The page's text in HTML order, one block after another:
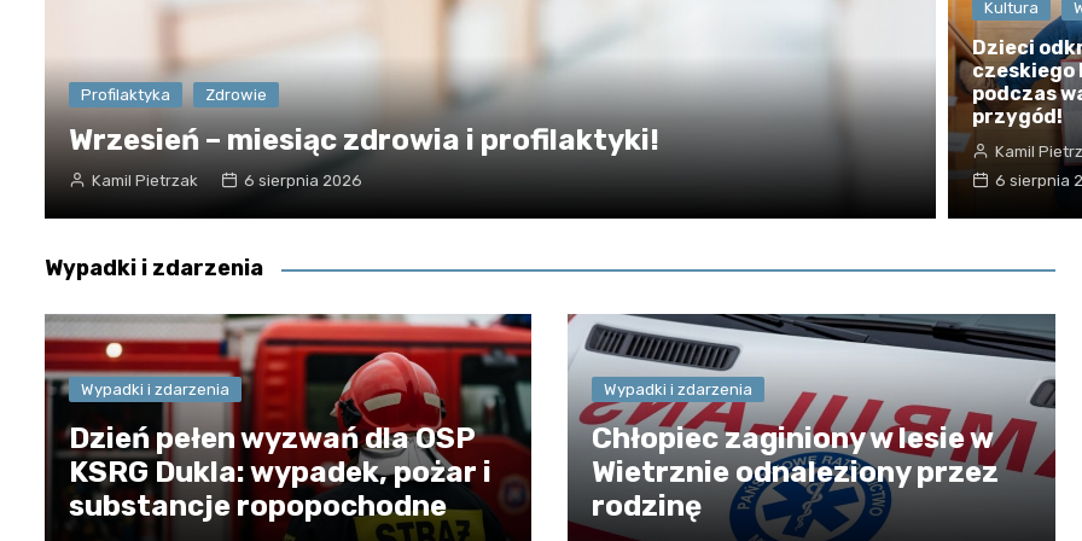
Profilaktyka Zdrowie
Wrzesień – miesiąc zdrowia i profilaktyki!
Kamil Pietrzak 6 sierpnia 2026
Kultura
Dzieci
czeskiego
podczas
przygód!
Kamil
6 sierpnia
Wypadki i zdarzenia
Wypadki i zdarzenia
Dzień pełen wyzwań dla OSP
KSRG Dukla: wypadek, pożar i
substancje ropopochodne
Wypadki i zdarzenia
Chłopiec zaginiony w lesie w
Wietrznie odnaleziony przez
rodzinę